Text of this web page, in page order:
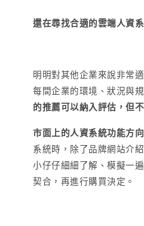
還在尋找合適的雲端人資
明明對其他企業來說非常
每間企業的環境、狀況與
的推薦可以納入評估，但
市面上的人資系統功能方
系統時，除了品牌網站介
小仔仔細細了解、模擬一
契合，再進行購買決定。